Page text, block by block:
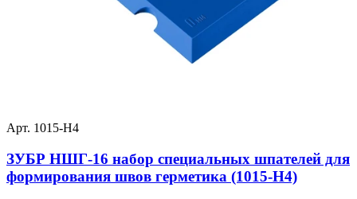
Арт. 1015-H4
ЗУБР НШГ-16 набор специальных шпателей для
формирования швов герметика (1015-H4)